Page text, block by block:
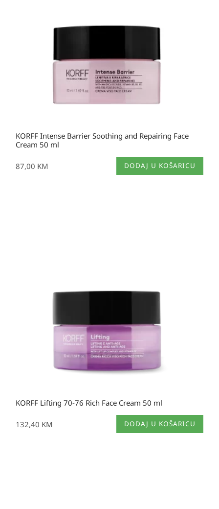
KORFF Intense Barrier Soothing and Repairing Face
Cream 50 ml
87,00 KM DODAJ U KOŠARICU
KORFF Lifting 70-76 Rich Face Cream 50 ml
132,40 KM DODAJ U KOŠARICU